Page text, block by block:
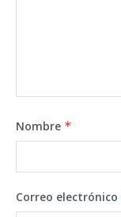
Nombre *
Correo electrónico